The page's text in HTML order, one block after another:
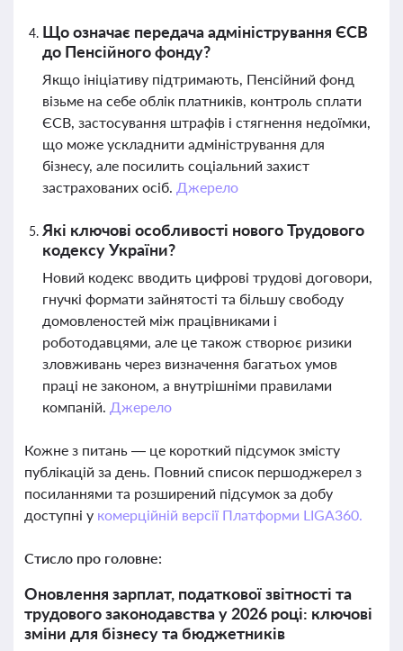
Що означає передача адміністрування ЄСВ
до Пенсійного фонду?
Якщо ініціативу підтримають, Пенсійний фонд
візьме на себе облік платників, контроль сплати
ЄСВ, застосування штрафів і стягнення недоїмки,
що може ускладнити адміністрування для
бізнесу, але посилить соціальний захист
застрахованих осіб. Джерело
Які ключові особливості нового Трудового
кодексу України?
Новий кодекс вводить цифрові трудові договори,
гнучкі формати зайнятості та більшу свободу
домовленостей між працівниками і
роботодавцями, але це також створює ризики
зловживань через визначення багатьох умов
праці не законом, а внутрішніми правилами
компаній. Джерело
Кожне з питань — це короткий підсумок змісту
публікацій за день. Повний список першоджерел з
посиланнями та розширений підсумок за добу
доступні у комерційній версії Платформи LIGA360.
Стисло про головне:
Оновлення зарплат, податкової звітності та
трудового законодавства у 2026 році: ключові
зміни для бізнесу та бюджетників